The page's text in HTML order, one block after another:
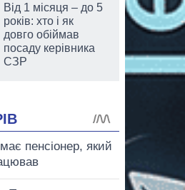
Від 1 місяця – до 5
років: хто і як
довго обіймав
посаду керівника
СЗР